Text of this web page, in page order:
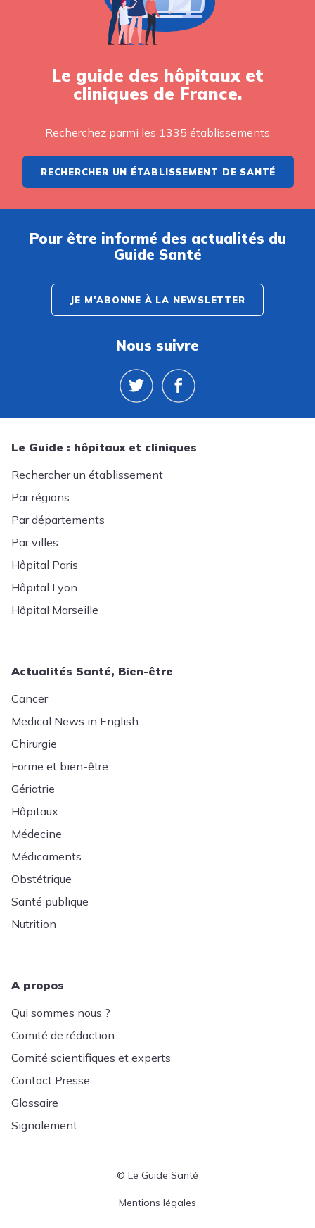
Le guide des hôpitaux et
cliniques de France.
Recherchez parmi les 1335 établissements
RECHERCHER UN ÉTABLISSEMENT DE SANTÉ
Pour être informé des actualités du
Guide Santé
JE M'ABONNE À LA NEWSLETTER
Nous suivre
Le Guide : hôpitaux et cliniques
Rechercher un établissement
Par régions
Par départements
Par villes
Hôpital Paris
Hôpital Lyon
Hôpital Marseille
Actualités Santé, Bien-être
Cancer
Medical News in English
Chirurgie
Forme et bien-être
Gériatrie
Hôpitaux
Médecine
Médicaments
Obstétrique
Santé publique
Nutrition
A propos
Qui sommes nous ?
Comité de rédaction
Comité scientifiques et experts
Contact Presse
Glossaire
Signalement
© Le Guide Santé
Menu Pied de page
Mentions légales